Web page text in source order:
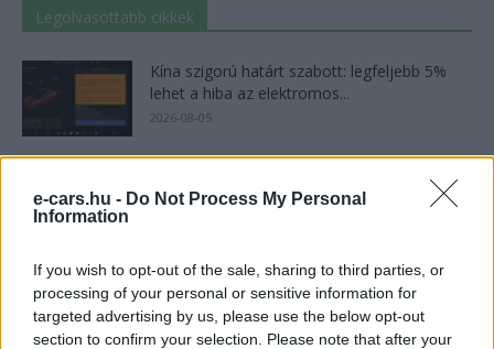
e-cars.hu - Do Not Process My Personal
Information
If you wish to opt-out of the sale, sharing to third parties, or
processing of your personal or sensitive information for
targeted advertising by us, please use the below opt-out
section to confirm your selection. Please note that after your
Legolvasottabb cikkek
Kína szigorú határt szabott: legfeljebb 5%
lehet a hiba az elektromos...
2026-08-05
9 perc töltés, 450 kilométer hatótáv – ezzel
indulhat harcba a...
21 ezer előrendelés 20 óra alatt: a kínaiak
megrohanták az MG...
2026-08-04